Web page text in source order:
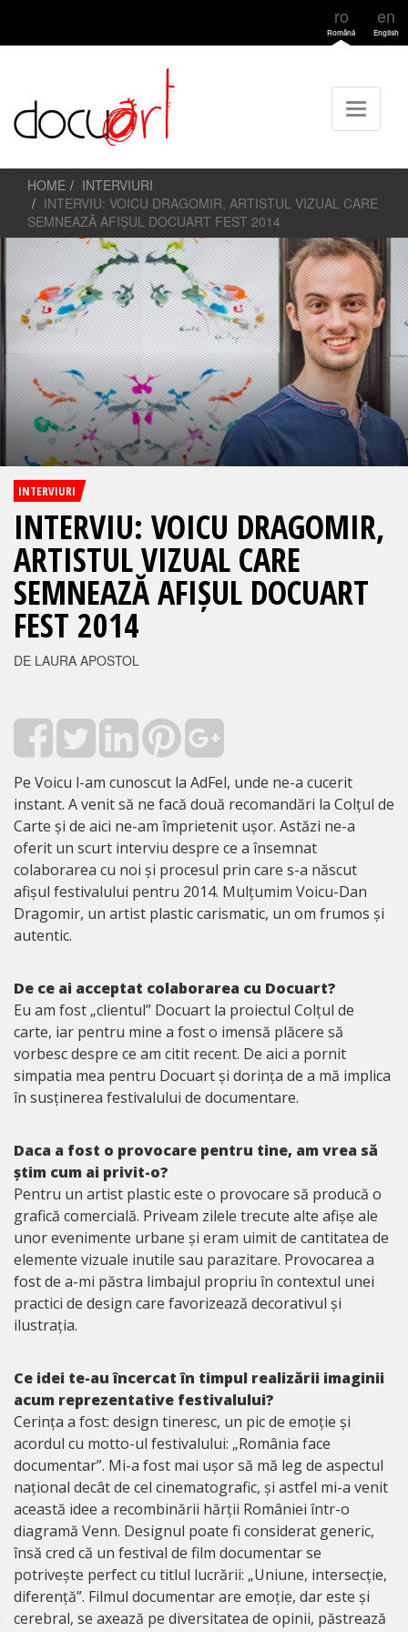
ro
Română
en
English
HOME
INTERVIURI
INTERVIU: VOICU DRAGOMIR, ARTISTUL VIZUAL CARE
SEMNEAZĂ AFIȘUL DOCUART FEST 2014
INTERVIURI
INTERVIU: VOICU DRAGOMIR,
ARTISTUL VIZUAL CARE
SEMNEAZĂ AFIȘUL DOCUART
FEST 2014
DE LAURA APOSTOL
Pe Voicu l-am cunoscut la AdFel, unde ne-a cucerit
instant. A venit să ne facă două recomandări la Colțul de
Carte și de aici ne-am împrietenit ușor. Astăzi ne-a
oferit un scurt interviu despre ce a însemnat
colaborarea cu noi și procesul prin care s-a născut
afișul festivalului pentru 2014. Mulțumim Voicu-Dan
Dragomir, un artist plastic carismatic, un om frumos și
autentic.
De ce ai acceptat colaborarea cu Docuart?
Eu am fost „clientul” Docuart la proiectul Colțul de
carte, iar pentru mine a fost o imensă plăcere să
vorbesc despre ce am citit recent. De aici a pornit
simpatia mea pentru Docuart și dorința de a mă implica
în susținerea festivalului de documentare.
Daca a fost o provocare pentru tine, am vrea să
știm cum ai privit-o?
Pentru un artist plastic este o provocare să producă o
grafică comercială. Priveam zilele trecute alte afișe ale
unor evenimente urbane și eram uimit de cantitatea de
elemente vizuale inutile sau parazitare. Provocarea a
fost de a-mi păstra limbajul propriu în contextul unei
practici de design care favorizează decorativul și
ilustrația.
Ce idei te-au încercat în timpul realizării imaginii
acum reprezentative festivalului?
Cerința a fost: design tineresc, un pic de emoție și
acordul cu motto-ul festivalului: „România face
documentar”. Mi-a fost mai ușor să mă leg de aspectul
național decât de cel cinematografic, și astfel mi-a venit
această idee a recombinării hărții României într-o
diagramă Venn. Designul poate fi considerat generic,
însă cred că un festival de film documentar se
potrivește perfect cu titlul lucrării: „Uniune, intersecție,
diferență”. Filmul documentar are emoție, dar este și
cerebral, se axează pe diversitatea de opinii, păstrează